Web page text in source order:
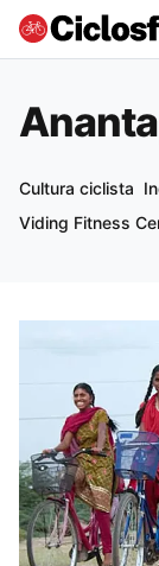
Cultura ciclista
Viding Fitness